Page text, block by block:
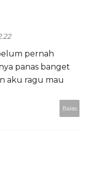
pernah
panas banget
aku ragu mau
Balas